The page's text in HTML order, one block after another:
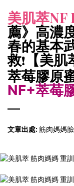
美肌萃NF
薦》高濃
春的基本
救❗【美肌
萃莓膠原
NF+萃莓
文章出處: 筋肉媽媽